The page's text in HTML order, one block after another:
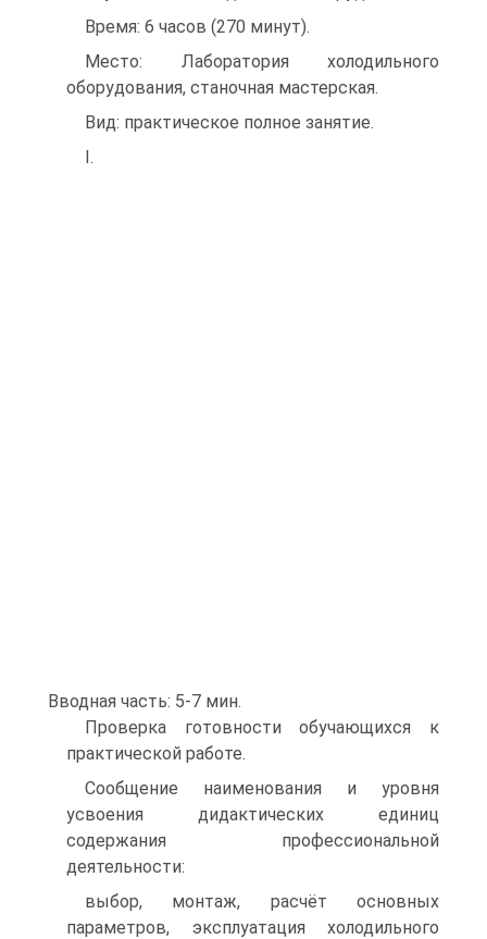
Время: 6 часов (270 минут).
Место: Лаборатория холодильного
оборудования, станочная мастерская.
Вид: практическое полное занятие.
I.
Вводная часть: 5-7 мин.
Проверка готовности обучающихся к
практической работе.
Сообщение наименования и уровня
усвоения дидактических единиц
содержания профессиональной
деятельности:
выбор, монтаж, расчёт основных
параметров, эксплуатация холодильного